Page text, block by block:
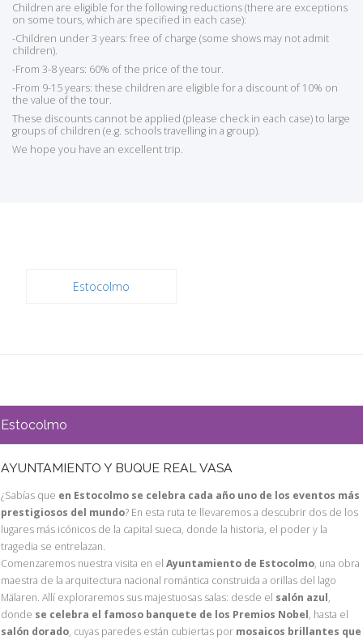
Children are eligible for the following reductions (there are exceptions
on some tours, which are specified in each case):
-Children under 3 years: free of charge (some shows may not admit
children).
-From 3-8 years: 60% of the price of the tour.
-From 9-15 years: these children are eligible for a discount of 10% on
the value of the tour.
These discounts cannot be applied (please check in each case) to large
groups of children (e.g. schools travelling in a group).
We hope you have an excellent trip.
Estocolmo
Estocolmo
AYUNTAMIENTO Y BUQUE REAL VASA
¿Sabías que en Estocolmo se celebra cada año uno de los eventos más
prestigiosos del mundo? En esta ruta te llevaremos a descubrir dos de los
lugares más icónicos de la capital sueca, donde la historia, el poder y la
tragedia se entrelazan.
Comenzaremos nuestra visita en el Ayuntamiento de Estocolmo, una obra
maestra de la arquitectura nacional romántica construida a orillas del lago
Mälaren. Allí exploraremos sus majestuosas salas: desde el salón azul,
donde se celebra el famoso banquete de los Premios Nobel, hasta el
salón dorado, cuyas paredes están cubiertas por mosaicos brillantes que